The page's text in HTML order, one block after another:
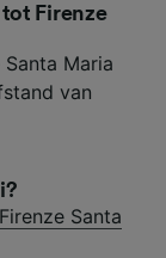
Firenze
Maria
van
Santa